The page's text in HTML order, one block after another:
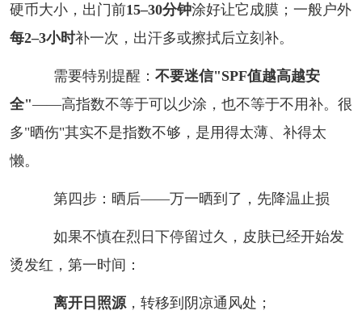
硬币大小，出门前15–30分钟涂好让它成膜；一般户外
每2–3小时补一次，出汗多或擦拭后立刻补。
需要特别提醒： 不要迷信"SPF值越高越安
全"——高指数不等于可以少涂，也不等于不用补。很
多"晒伤"其实不是指数不够，是用得太薄、补得太
懒。
第四步：晒后——万一晒到了，先降温止损
如果不慎在烈日下停留过久，皮肤已经开始发
烫发红，第一时间：
离开日照源，转移到阴凉通风处；